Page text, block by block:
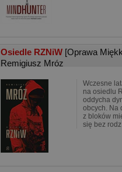
Osiedle RZNiW [Oprawa
Remigiusz Mróz
Wczesne
na osiedlu
oddycha
obcych. Na
z bloków
się bez rodz